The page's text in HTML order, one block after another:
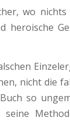
wo
heroische
nicht die
so